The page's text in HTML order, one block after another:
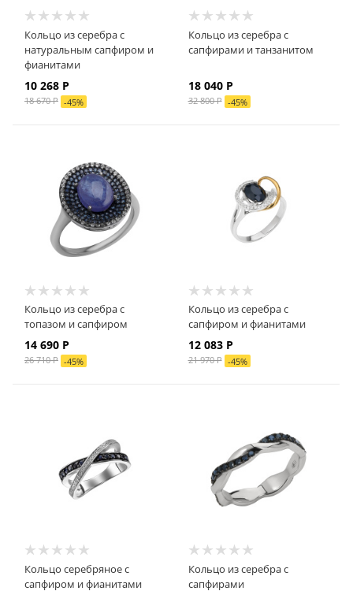
Кольцо из серебра с
натуральным сапфиром и
фианитами
10 268 Р
18 670 Р -45%
Кольцо из серебра с
сапфирами и танзанитом
18 040 Р
32 800 Р -45%
Кольцо из серебра с
топазом и сапфиром
14 690 Р
26 710 Р -45%
Кольцо из серебра с
сапфиром и фианитами
12 083 Р
21 970 Р -45%
Кольцо серебряное с
сапфиром и фианитами
Кольцо из серебра с
сапфирами